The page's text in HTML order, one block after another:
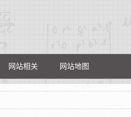
网站相关 网站地图